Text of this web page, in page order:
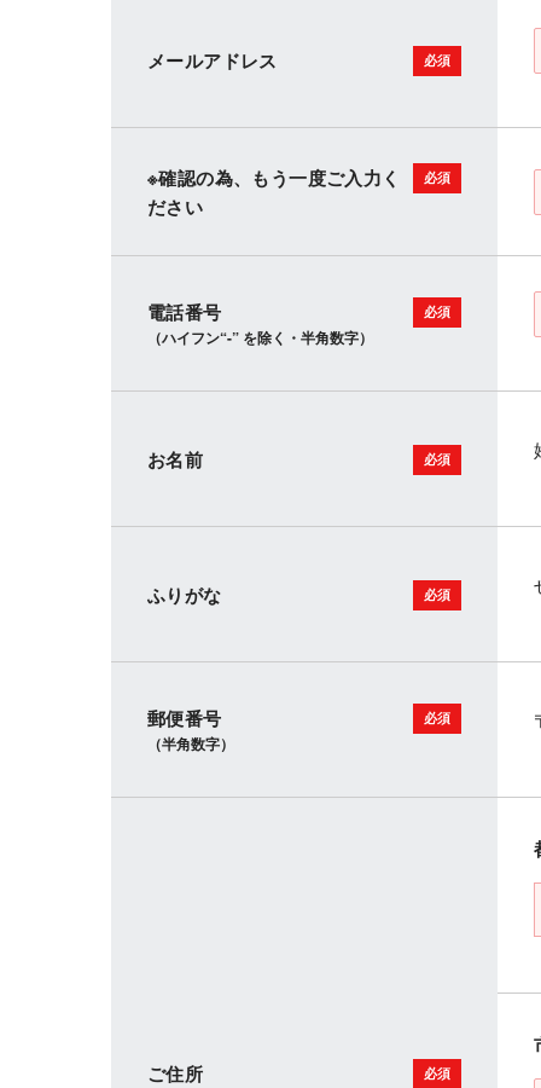
メールアドレス
※確認の為、もう一度ご入力く
ださい
電話番号
（ハイフン“-” を除く・半角数字）
お名前
ふりがな
郵便番号
（半角数字）
ご住所